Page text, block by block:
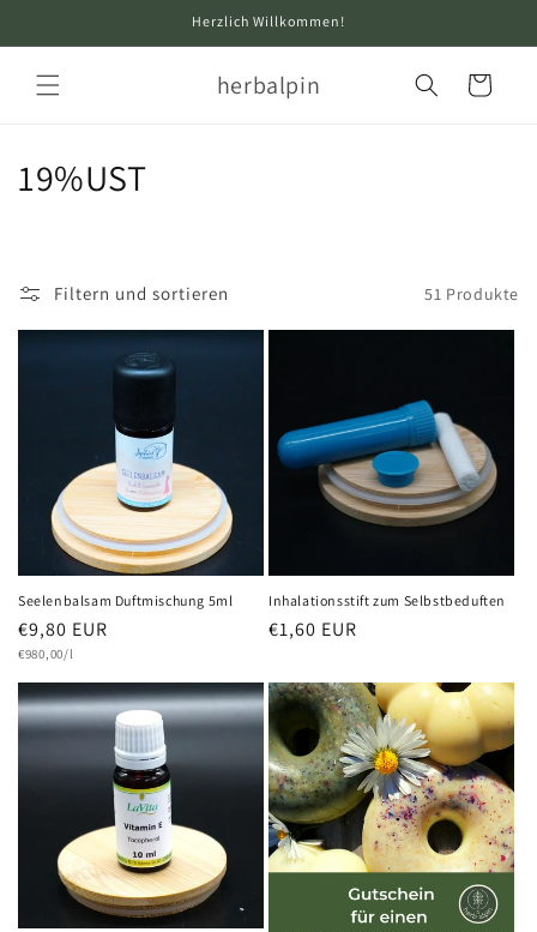
Inhalt
Herzlich Willkommen!
herbalpin Warenkorb
K
e
:
19%UST
Filtern und sortieren 51 Produkte
Seelenbalsam Duftmischung 5ml
Normaler
Preis
€9,80 EUR
Grundpreis
€980,00/l
Inhalationsstift zum Selbstbeduften
Normaler
€1,60 EUR